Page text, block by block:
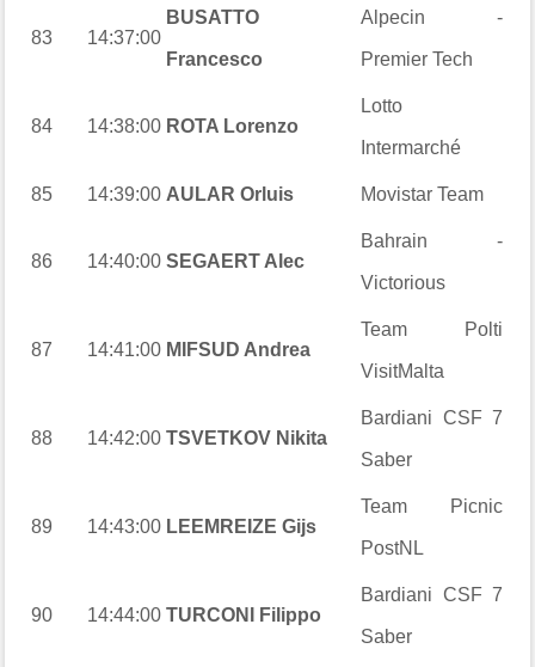
83 14:37:00
BUSATTO
Francesco
Alpecin -
Premier Tech
84 14:38:00 ROTA Lorenzo
Lotto
Intermarché
85 14:39:00 AULAR Orluis Movistar Team
86 14:40:00 SEGAERT Alec
Bahrain -
Victorious
87 14:41:00 MIFSUD Andrea
Team Polti
VisitMalta
88 14:42:00 TSVETKOV Nikita
Bardiani CSF 7
Saber
89 14:43:00 LEEMREIZE Gijs
Team Picnic
PostNL
90 14:44:00 TURCONI Filippo
Bardiani CSF 7
Saber